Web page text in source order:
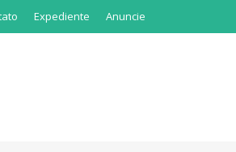
Anuncie
Expediente